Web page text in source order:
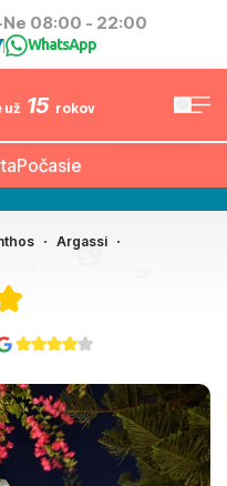
Ne 08:00 - 22:00
| WhatsApp
už 15 rokov
Počasie
Argassi